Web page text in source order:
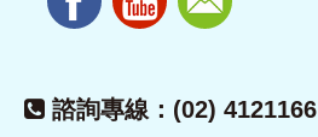
諮詢專線：(02) 4121166